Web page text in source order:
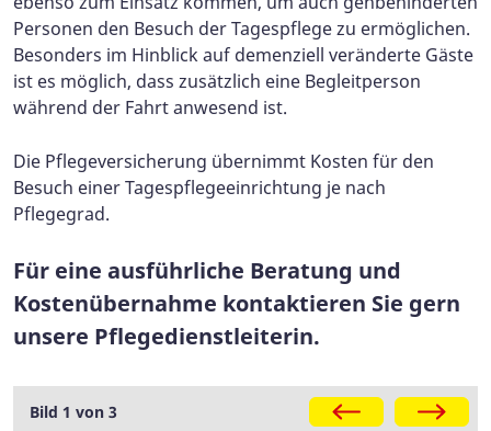
Personen den Besuch der Tagespflege zu ermöglichen.
Besonders im Hinblick auf demenziell veränderte Gäste
ist es möglich, dass zusätzlich eine Begleitperson
während der Fahrt anwesend ist.
Die Pflegeversicherung übernimmt Kosten für den
Besuch einer Tagespflegeeinrichtung je nach
Pflegegrad.
Für eine ausführliche Beratung und
Kostenübernahme kontaktieren Sie gern
unsere Pflegedienstleiterin.
Galerie
Bild 1 von 3